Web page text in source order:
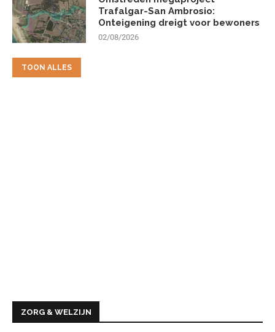
Trafalgar-San Ambrosio:
Onteigening dreigt voor bewoners
02/08/2026
TOON ALLES
ZORG & WELZIJN